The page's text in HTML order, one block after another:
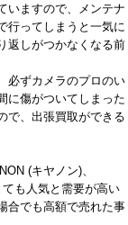
いますので、メンテナ
行ってしまうと一気に
返しがつかなくなる前
必ずカメラのプロのい
に傷がついてしまった
で、出張買取ができる
(キヤノン)、
も人気と需要が高い
合でも高額で売れた事